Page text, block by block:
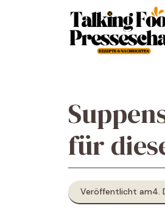
für
Veröffentlicht am4.